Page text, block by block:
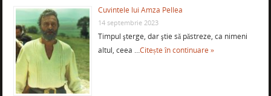
Cuvintele lui Amza Pellea
14 septembrie 2023
Timpul şterge, dar ştie să păstreze, ca nimeni
altul, ceea …Citește în continuare »